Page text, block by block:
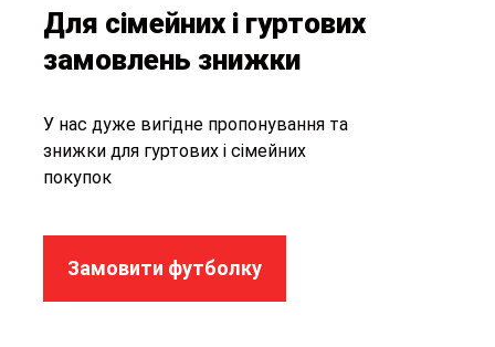
Для сімейних і гуртових
замовлень знижки
У нас дуже вигідне пропонування та
знижки для гуртових і сімейних
покупок
Замовити футболку